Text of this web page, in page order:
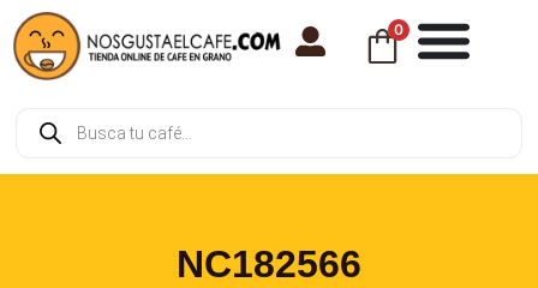
0
NC182566